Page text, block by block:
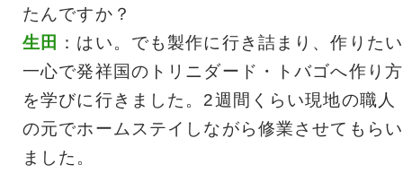
たんですか？
生田
：はい。でも製作に行き詰まり、作りたい
一心で発祥国のトリニダード・トバゴへ作り方
を学びに行きました。2週間くらい現地の職人
の元でホームステイしながら修業させてもらい
ました。